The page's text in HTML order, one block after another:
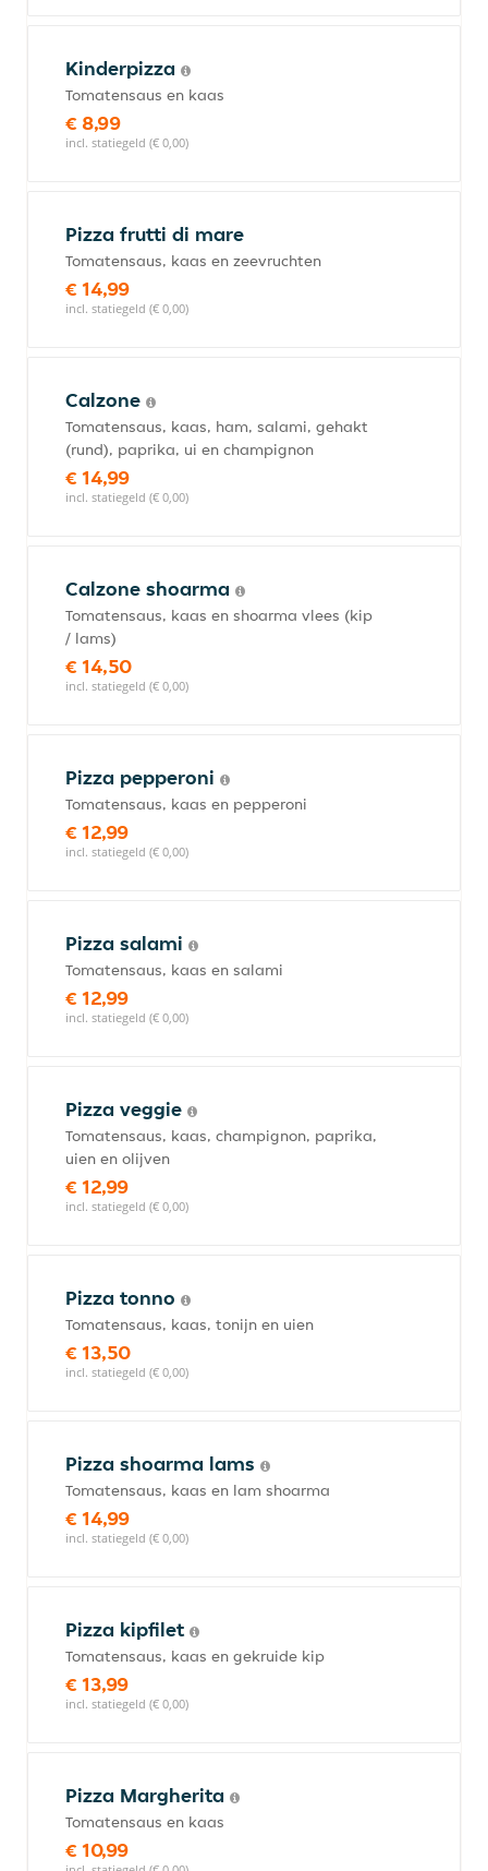
Kinderpizza
Tomatensaus en kaas
€ 8,99
incl. statiegeld (€ 0,00)
Pizza frutti di mare
Tomatensaus, kaas en zeevruchten
€ 14,99
incl. statiegeld (€ 0,00)
Calzone
Tomatensaus, kaas, ham, salami, gehakt
(rund), paprika, ui en champignon
€ 14,99
incl. statiegeld (€ 0,00)
Calzone shoarma
Tomatensaus, kaas en shoarma vlees (kip
/ lams)
€ 14,50
incl. statiegeld (€ 0,00)
Pizza pepperoni
Tomatensaus, kaas en pepperoni
€ 12,99
incl. statiegeld (€ 0,00)
Pizza salami
Tomatensaus, kaas en salami
€ 12,99
incl. statiegeld (€ 0,00)
Pizza veggie
Tomatensaus, kaas, champignon, paprika,
uien en olijven
€ 12,99
incl. statiegeld (€ 0,00)
Pizza tonno
Tomatensaus, kaas, tonijn en uien
€ 13,50
incl. statiegeld (€ 0,00)
Pizza shoarma lams
Tomatensaus, kaas en lam shoarma
€ 14,99
incl. statiegeld (€ 0,00)
Pizza kipfilet
Tomatensaus, kaas en gekruide kip
€ 13,99
incl. statiegeld (€ 0,00)
Pizza Margherita
Tomatensaus en kaas
€ 10,99